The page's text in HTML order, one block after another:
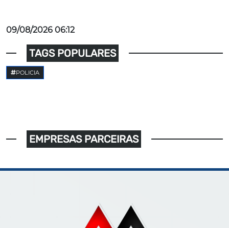
09/08/2026 06:12
TAGS POPULARES
POLICIA
EMPRESAS PARCEIRAS